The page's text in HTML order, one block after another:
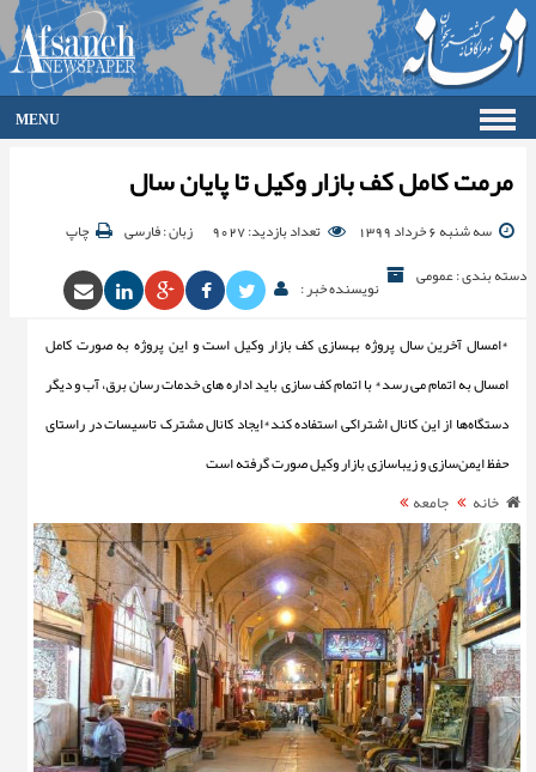
MENU
فرهنگ
اقتصاد
گالری
ورزش
سیاست
حوادث
آرشیو
ارتباط با ما
مرمت كامل كف بازار وكيل تا پايان سال
سه شنبه 6 خرداد 1399 تعداد بازدید: 9027 زبان : فارسی
چاپ
دسته بندی : عمومی
نویسنده خبر :
*امسال آخرین سال پروژه بهسازی کف بازار وکیل است و این پروژه به صورت کامل
امسال به اتمام می رسد* با اتمام کف سازی باید اداره های خدمات رسان برق، آب و دیگر
دستگاه‌ها از این کانال اشتراکی استفاده کند*ایجاد کانال مشترک تاسیسات در راستای
حفظ ایمن‌سازی و زیباسازی بازار وکیل صورت گرفته است
خانه جامعه